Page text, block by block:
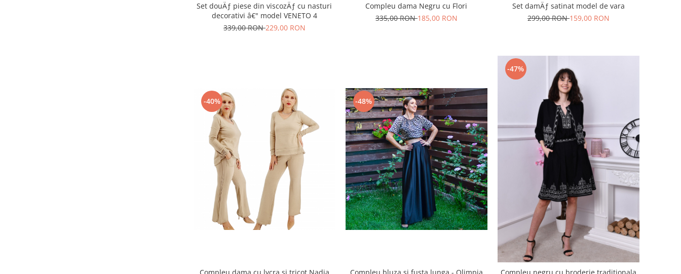
Set douÄƒ piese din viscozÄƒ cu nasturi
decorativi â€" model VENETO 4
339,00 RON229,00 RON
Compleu dama Negru cu Flori
335,00 RON185,00 RON
Set damÄƒ satinat model de vara
299,00 RON159,00 RON
-40% -48%
-47%